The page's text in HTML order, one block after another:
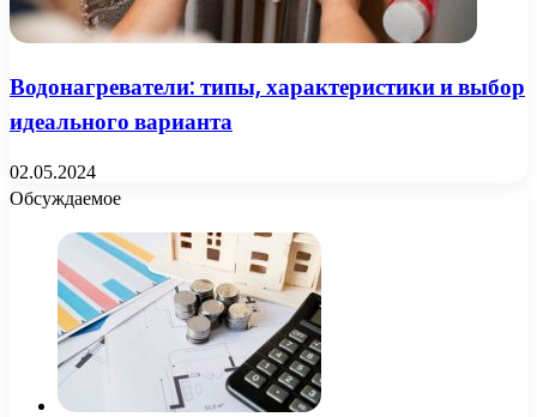
Водонагреватели: типы, характеристики и выбор
идеального варианта
02.05.2024
Обсуждаемое